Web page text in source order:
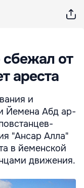
от
ареста
и
Йемена Абд ар-
"Ансар Алла"
в йеменской
движения.